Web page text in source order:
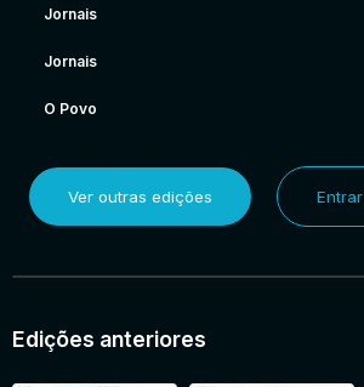
Jornais
Jornais
O Povo
Ver outras edições Entrar
Edições anteriores